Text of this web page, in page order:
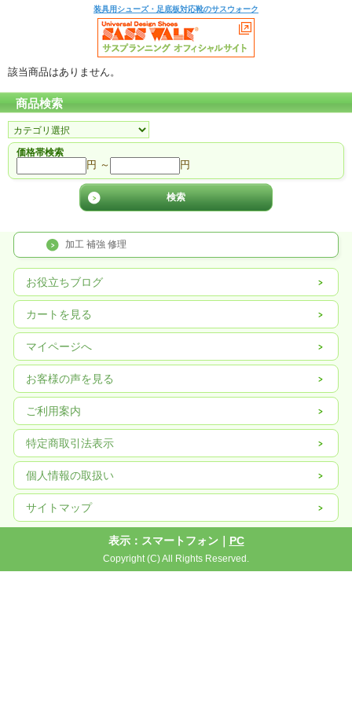
装具用シューズ・足底板対応靴のサスウォーク
該当商品はありません。
商品検索
価格帯検索
円 ～ 円
加工 補強 修理
お役立ちブログ
カートを見る
マイページへ
お客様の声を見る
ご利用案内
特定商取引法表示
個人情報の取扱い
サイトマップ
表示：スマートフォン｜ PC
Copyright (C) All Rights Reserved.